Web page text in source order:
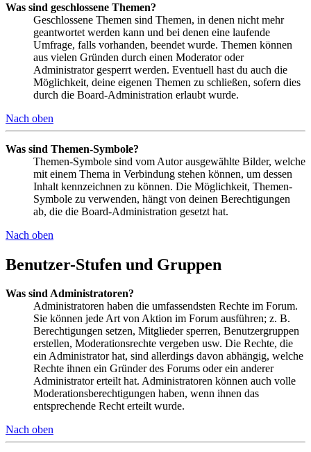
Was sind geschlossene Themen?
Geschlossene Themen sind Themen, in denen nicht mehr
geantwortet werden kann und bei denen eine laufende
Umfrage, falls vorhanden, beendet wurde. Themen können
aus vielen Gründen durch einen Moderator oder
Administrator gesperrt werden. Eventuell hast du auch die
Möglichkeit, deine eigenen Themen zu schließen, sofern dies
durch die Board-Administration erlaubt wurde.
Nach oben
Was sind Themen-Symbole?
Themen-Symbole sind vom Autor ausgewählte Bilder, welche
mit einem Thema in Verbindung stehen können, um dessen
Inhalt kennzeichnen zu können. Die Möglichkeit, Themen-
Symbole zu verwenden, hängt von deinen Berechtigungen
ab, die die Board-Administration gesetzt hat.
Nach oben
Benutzer-Stufen und Gruppen
Was sind Administratoren?
Administratoren haben die umfassendsten Rechte im Forum.
Sie können jede Art von Aktion im Forum ausführen; z. B.
Berechtigungen setzen, Mitglieder sperren, Benutzergruppen
erstellen, Moderationsrechte vergeben usw. Die Rechte, die
ein Administrator hat, sind allerdings davon abhängig, welche
Rechte ihnen ein Gründer des Forums oder ein anderer
Administrator erteilt hat. Administratoren können auch volle
Moderationsberechtigungen haben, wenn ihnen das
entsprechende Recht erteilt wurde.
Nach oben